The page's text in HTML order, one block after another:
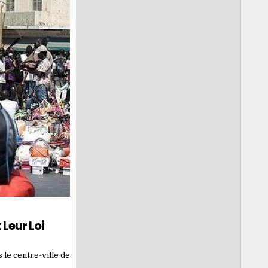
Loi
le centre-ville de